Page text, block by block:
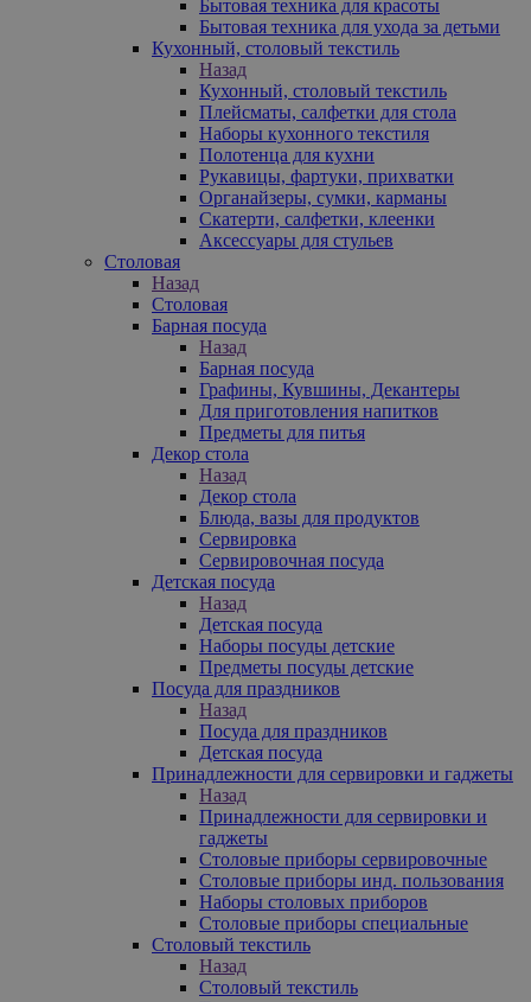
Бытовая техника для красоты
Бытовая техника для ухода за детьми
Кухонный, столовый текстиль
Назад
Кухонный, столовый текстиль
Плейсматы, салфетки для стола
Наборы кухонного текстиля
Полотенца для кухни
Рукавицы, фартуки, прихватки
Органайзеры, сумки, карманы
Скатерти, салфетки, клеенки
Аксессуары для стульев
Столовая
Назад
Столовая
Барная посуда
Назад
Барная посуда
Графины, Кувшины, Декантеры
Для приготовления напитков
Предметы для питья
Декор стола
Назад
Декор стола
Блюда, вазы для продуктов
Сервировка
Сервировочная посуда
Детская посуда
Назад
Детская посуда
Наборы посуды детские
Предметы посуды детские
Посуда для праздников
Назад
Посуда для праздников
Детская посуда
Принадлежности для сервировки и гаджеты
Назад
Принадлежности для сервировки и
гаджеты
Столовые приборы сервировочные
Столовые приборы инд. пользования
Наборы столовых приборов
Столовые приборы специальные
Столовый текстиль
Назад
Столовый текстиль